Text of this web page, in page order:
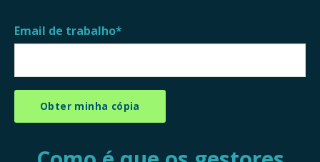
Email de trabalho*